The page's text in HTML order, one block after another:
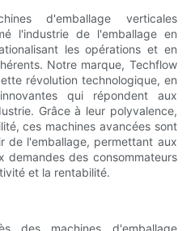
d'emballage verticales
l'industrie de l'emballage en
les opérations et en
Notre marque, Techflow
révolution technologique, en
qui répondent aux
Grâce à leur polyvalence,
ces machines avancées sont
de l'emballage, permettant aux
demandes des consommateurs
et la rentabilité.